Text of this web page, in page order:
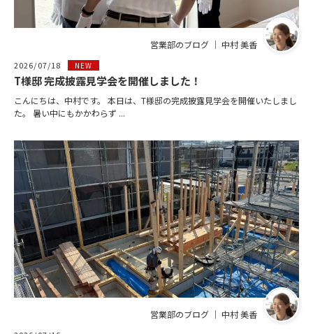
営業部のブログ ｜ 中村 美香
2026/07/18 NEW
T様邸 完成披露見学会を開催しました！
こんにちは、中村です。 本日は、T様邸の完成披露見学会を開催いたしまし
た。 暑い中にもかかわらず ...
営業部のブログ ｜ 中村 美香